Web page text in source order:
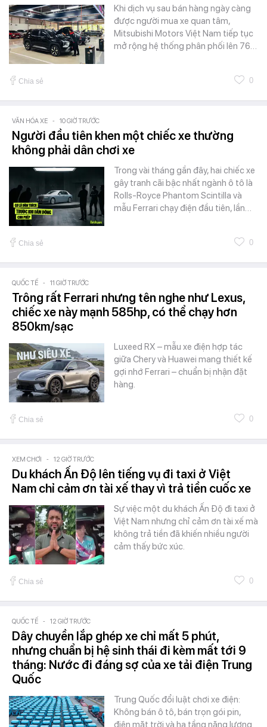
Khi dịch vụ sau bán hàng ngày càng
được người mua xe quan tâm,
Mitsubishi Motors Việt Nam tiếp tục
mở rộng hệ thống phân phối lên 76…
Chia sẻ 0
VĂN HÓA XE - 10 GIỜ TRƯỚC
Người đầu tiên khen một chiếc xe thường
không phải dân chơi xe
Trong vài tháng gần đây, hai chiếc xe
gây tranh cãi bậc nhất ngành ô tô là
Rolls-Royce Phantom Scintilla và
mẫu Ferrari chạy điện đầu tiên, lần…
Chia sẻ 0
QUỐC TẾ - 11 GIỜ TRƯỚC
Trông rất Ferrari nhưng tên nghe như Lexus,
chiếc xe này mạnh 585hp, có thể chạy hơn
850km/sạc
Luxeed RX – mẫu xe điện hợp tác
giữa Chery và Huawei mang thiết kế
gợi nhớ Ferrari – chuẩn bị nhận đặt
hàng.
Chia sẻ 0
XEM CHƠI - 12 GIỜ TRƯỚC
Du khách Ấn Độ lên tiếng vụ đi taxi ở Việt
Nam chỉ cảm ơn tài xế thay vì trả tiền cuốc xe
Sự việc một du khách Ấn Độ đi taxi ở
Việt Nam nhưng chỉ cảm ơn tài xế mà
không trả tiền đã khiến nhiều người
cảm thấy bức xúc.
Chia sẻ 0
QUỐC TẾ - 12 GIỜ TRƯỚC
Dây chuyền lắp ghép xe chỉ mất 5 phút,
nhưng chuẩn bị hệ sinh thái đi kèm mất tới 9
tháng: Nước đi đáng sợ của xe tải điện Trung
Quốc
Trung Quốc đổi luật chơi xe điện:
Không bán ô tô, bán trọn gói pin,
điện mặt trời và hạ tầng năng lượng.